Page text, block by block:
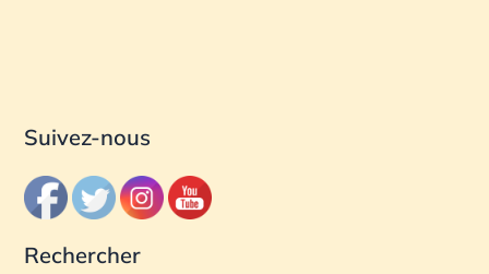
Suivez-nous
Rechercher